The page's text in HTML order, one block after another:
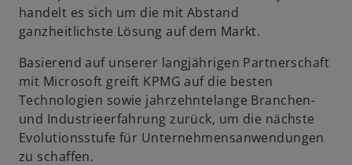
e
o
handelt es sich um die mit Abstand
ganzheitlichste Lösung auf dem Markt.
Basierend auf unserer langjährigen Partnerschaft
mit Microsoft greift KPMG auf die besten
Technologien sowie jahrzehntelange Branchen-
und Industrieerfahrung zurück, um die nächste
Evolutionsstufe für Unternehmensanwendungen
zu schaffen.